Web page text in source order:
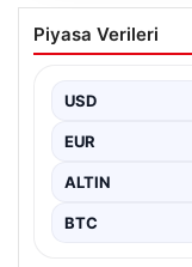
Rafet
Kuvvetleri
Piyasa Verileri
USD
EUR
ALTIN
BTC